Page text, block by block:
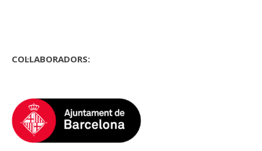
COL·LABORADORS: